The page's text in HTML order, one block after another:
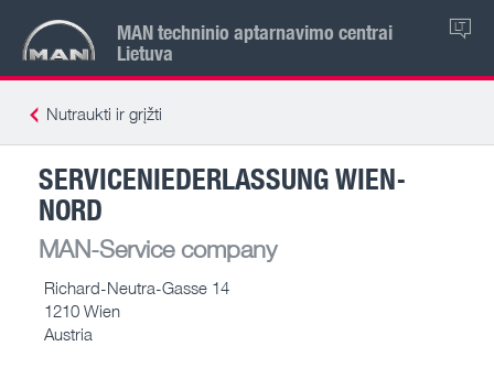
MAN techninio aptarnavimo centrai
Lietuva
LT
Nutraukti ir grįžti
SERVICENIEDERLASSUNG WIEN-
NORD
MAN-Service company
Richard-Neutra-Gasse 14
1210 Wien
Austria